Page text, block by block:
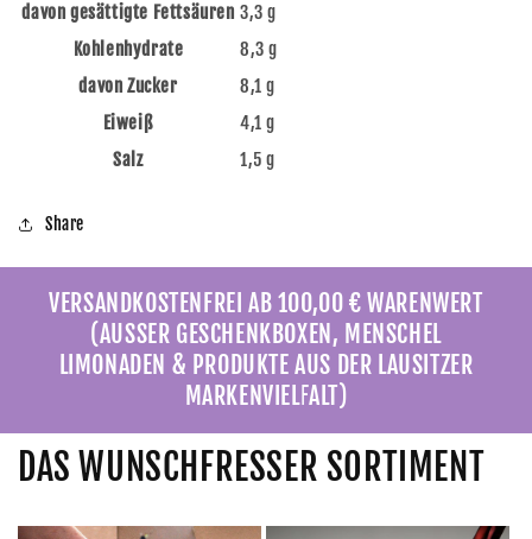
davon gesättigte Fettsäuren 3,3 g
Kohlenhydrate
8,3 g
davon Zucker
8,1 g
Eiweiß
4,1 g
Salz
1,5 g
Share
VERSANDKOSTENFREI AB 100,00 € WARENWERT
(AUSSER GESCHENKBOXEN, MENSCHEL
LIMONADEN & PRODUKTE AUS DER LAUSITZER
MARKENVIELFALT)
DAS WUNSCHFRESSER SORTIMENT